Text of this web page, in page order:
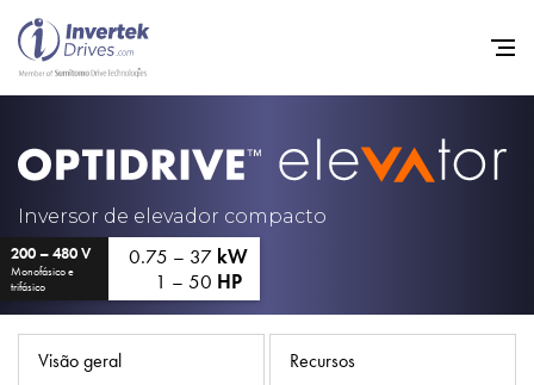
Inversor de elevador compacto
200 – 480 V
Monofásico e
trifásico
0.75 – 37 kW
1 – 50 HP
Visão geral Recursos
Início
Notícias